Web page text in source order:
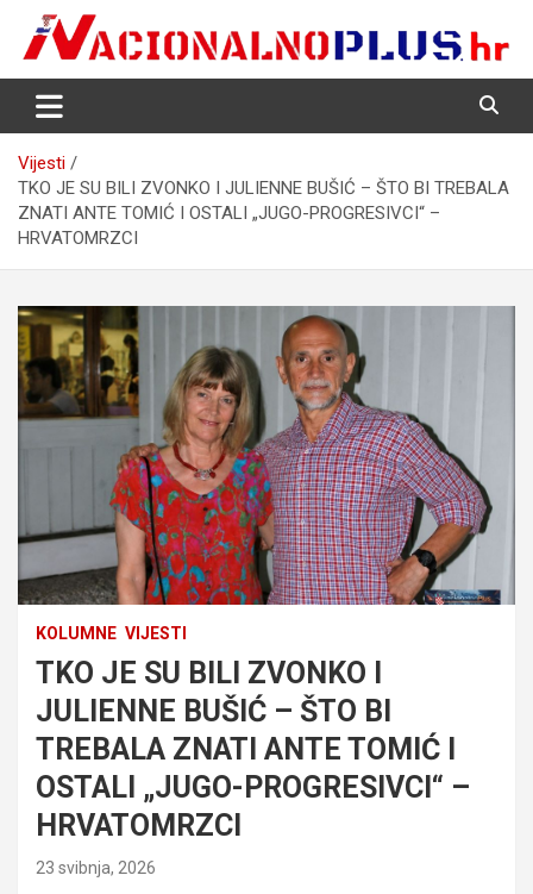
content
NacionalnoPlus.hr
Nacija želi znati više
Vijesti
TKO JE SU BILI ZVONKO I JULIENNE BUŠIĆ – ŠTO BI TREBALA
ZNATI ANTE TOMIĆ I OSTALI „JUGO-PROGRESIVCI“ –
HRVATOMRZCI
KOLUMNE VIJESTI
TKO JE SU BILI ZVONKO I
JULIENNE BUŠIĆ – ŠTO BI
TREBALA ZNATI ANTE TOMIĆ I
OSTALI „JUGO-PROGRESIVCI“ –
HRVATOMRZCI
23 svibnja, 2026